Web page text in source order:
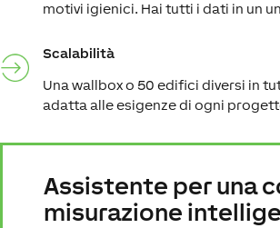
motivi igienici. Hai tutti i dati in un
Scalabilità
Una wallbox o 50 edifici diversi in
adatta alle esigenze di ogni
Assistente per una
misurazione